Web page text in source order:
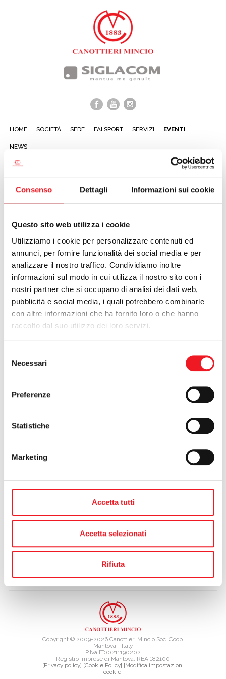
Consenso Dettagli Informazioni sui cookie
Questo sito web utilizza i cookie
Utilizziamo i cookie per personalizzare contenuti ed
annunci, per fornire funzionalità dei social media e per
analizzare il nostro traffico. Condividiamo inoltre
informazioni sul modo in cui utilizza il nostro sito con i
nostri partner che si occupano di analisi dei dati web,
pubblicità e social media, i quali potrebbero combinarle
con altre informazioni che ha fornito loro o che hanno
raccolto dal suo utilizzo dei loro servizi.
delNecessari
Preferenze
Statistiche
Marketing
Accetta tutti
Accetta selezionati
Rifiuta
HOME SOCIETÀ SEDE FAI SPORT SERVIZI EVENTI
NEWS
non ci sono eventi al momento
calendario »
Pigdog & The Shotwinders
musicale emozionante, una vera macchina del
tempo funkadelica in grado di farti sentire per alcune ore tutto
della disco music e del funk, gli anni '70.
vi faranno rivivere Gloria Gaynor,
The Sunshine Band, ABBA, Bee Gees, Earth Wind & Fire, Kool &
The Gang, James Brown, Commodores, Chic, Sister Sledge,
precedente:laboratorio: con le mani nell'argilla
calendario eventi
Copyright © 2009-2026 Canottieri Mincio Soc. Coop.
Mantova - Italy
P.Iva IT00211190202
Registro Imprese di Mantova: REA 182100
[Privacy policy] [Cookie Policy] [Modifica impostazioni
cookie]